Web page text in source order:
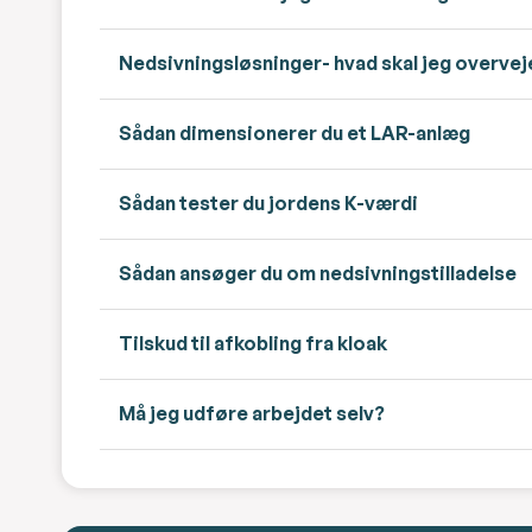
Nedsivningsløsninger- hvad skal jeg
Sådan dimensionerer du et LAR-anlæg
Sådan tester du jordens K-værdi
Sådan ansøger du om nedsivningstilladelse
Tilskud til afkobling fra kloak
Må jeg udføre arbejdet selv?